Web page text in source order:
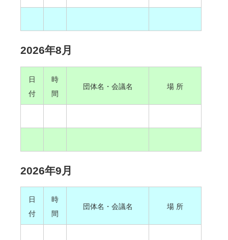
2026年8月
日
付
時
間
団体名・会議名 場 所
2026年9月
日
付
時
間
団体名・会議名 場 所